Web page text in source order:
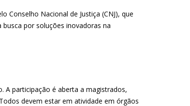
Conselho Nacional de Justiça (CNJ), que
por soluções inovadoras na
A participação é aberta a magistrados,
devem estar em atividade em órgãos